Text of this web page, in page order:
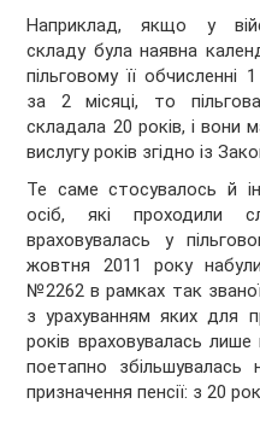
Наприклад, якщо у
складу була наявна
пільговому її обчисленні
за 2 місяці, то
складала 20 років, і вони
вислугу років згідно із
Те саме стосувалось й
осіб, які проходили
враховувалась у
жовтня 2011 року
№2262 в рамках так званої
з урахуванням яких для
років враховувалась
поетапно збільшувалась
призначення пенсії: з 20